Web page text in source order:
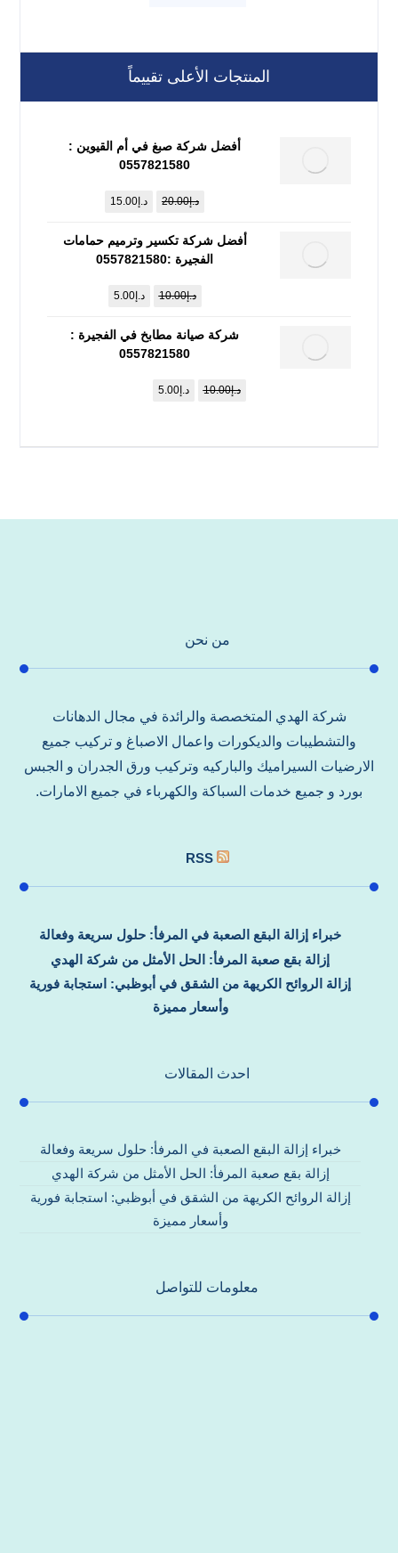
المنتجات الأعلى تقييماً
أفضل شركة صبغ في أم القيوين :
0557821580
د.إ20.00 د.إ 15.00
أفضل شركة تكسير وترميم حمامات
الفجيرة :0557821580
د.إ10.00 د.إ5.00
شركة صيانة مطابخ في الفجيرة :
0557821580
د.إ10.00 د.إ5.00
من نحن
شركة الهدي المتخصصة والرائدة في مجال الدهانات
والتشطيبات والديكورات واعمال الاصباغ و تركيب جميع
الارضيات السيراميك والباركيه وتركيب ورق الجدران و الجبس
بورد و جميع خدمات السباكة والكهرباء في جميع الامارات.
RSS
خبراء إزالة البقع الصعبة في المرفأ: حلول سريعة وفعالة
إزالة بقع صعبة المرفأ: الحل الأمثل من شركة الهدي
إزالة الروائح الكريهة من الشقق في أبوظبي: استجابة فورية
وأسعار مميزة
احدث المقالات
خبراء إزالة البقع الصعبة في المرفأ: حلول سريعة وفعالة
إزالة بقع صعبة المرفأ: الحل الأمثل من شركة الهدي
إزالة الروائح الكريهة من الشقق في أبوظبي: استجابة فورية
وأسعار مميزة
معلومات للتواصل